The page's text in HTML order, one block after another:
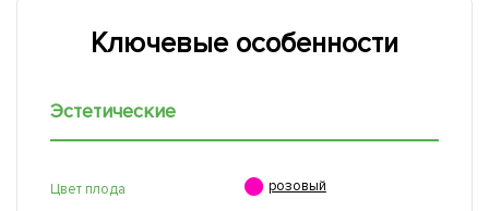
Ключевые особенности
Эстетические
Цвет плода  розовый